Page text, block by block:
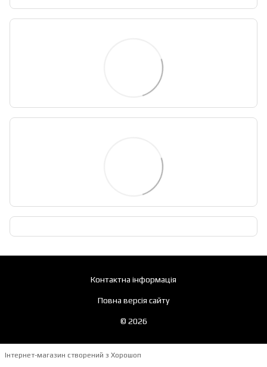
Контактна інформація
Повна версія сайту
© 2026
Інтернет-магазин створений з Хорошоп